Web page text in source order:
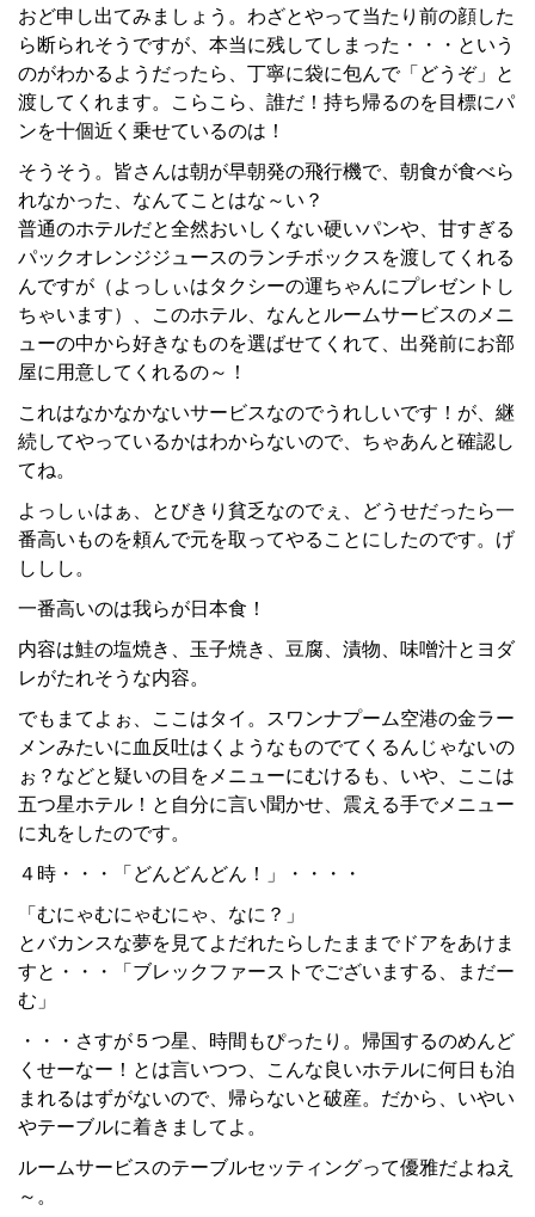
おど申し出てみましょう。わざとやって当たり前の顔した
ら断られそうですが、本当に残してしまった・・・という
のがわかるようだったら、丁寧に袋に包んで「どうぞ」と
渡してくれます。こらこら、誰だ！持ち帰るのを目標にパ
ンを十個近く乗せているのは！
そうそう。皆さんは朝が早朝発の飛行機で、朝食が食べら
れなかった、なんてことはな～い？
普通のホテルだと全然おいしくない硬いパンや、甘すぎる
パックオレンジジュースのランチボックスを渡してくれる
んですが（よっしぃはタクシーの運ちゃんにプレゼントし
ちゃいます）、このホテル、なんとルームサービスのメニ
ューの中から好きなものを選ばせてくれて、出発前にお部
屋に用意してくれるの～！
これはなかなかないサービスなのでうれしいです！が、継
続してやっているかはわからないので、ちゃあんと確認し
てね。
よっしぃはぁ、とびきり貧乏なのでぇ、どうせだったら一
番高いものを頼んで元を取ってやることにしたのです。げ
ししし。
一番高いのは我らが日本食！
内容は鮭の塩焼き、玉子焼き、豆腐、漬物、味噌汁とヨダ
レがたれそうな内容。
でもまてよぉ、ここはタイ。スワンナプーム空港の金ラー
メンみたいに血反吐はくようなものでてくるんじゃないの
ぉ？などと疑いの目をメニューにむけるも、いや、ここは
五つ星ホテル！と自分に言い聞かせ、震える手でメニュー
に丸をしたのです。
４時・・・「どんどんどん！」・・・・
「むにゃむにゃむにゃ、なに？」
とバカンスな夢を見てよだれたらしたままでドアをあけま
すと・・・「ブレックファーストでございまする、まだー
む」
・・・さすが５つ星、時間もぴったり。帰国するのめんど
くせーなー！とは言いつつ、こんな良いホテルに何日も泊
まれるはずがないので、帰らないと破産。だから、いやい
やテーブルに着きましてよ。
ルームサービスのテーブルセッティングって優雅だよねえ
～。